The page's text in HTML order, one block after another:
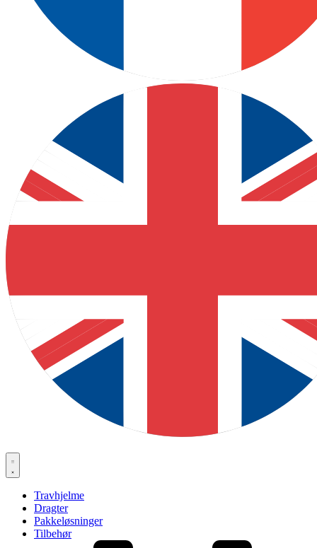
Travhjelme
Dragter
Pakkeløsninger
Tilbehør